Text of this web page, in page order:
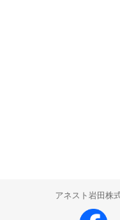
アネスト岩田株